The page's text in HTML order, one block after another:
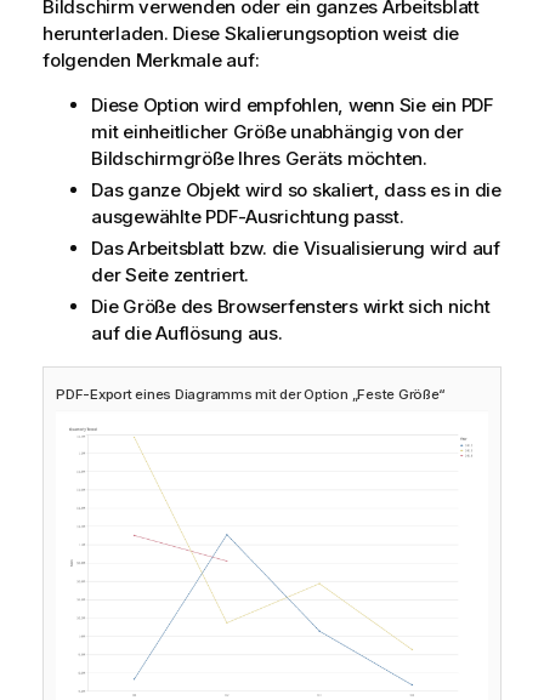
Bildschirm verwenden oder ein ganzes Arbeitsblatt
herunterladen. Diese Skalierungsoption weist die
folgenden Merkmale auf:
Diese Option wird empfohlen, wenn Sie ein PDF
mit einheitlicher Größe unabhängig von der
Bildschirmgröße Ihres Geräts möchten.
Das ganze Objekt wird so skaliert, dass es in die
ausgewählte PDF-Ausrichtung passt.
Das Arbeitsblatt bzw. die Visualisierung wird auf
der Seite zentriert.
Die Größe des Browserfensters wirkt sich nicht
auf die Auflösung aus.
PDF-Export eines Diagramms mit der Option „Feste Größe“